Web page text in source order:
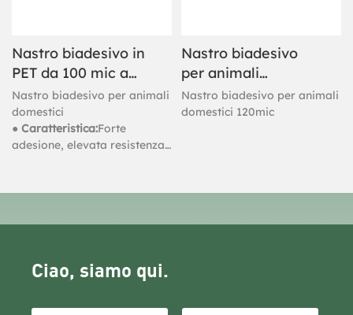
Nastro biadesivo in
PET da 100 mic a
base di solvente
Nastro biadesivo per animali
domestici
● Caratteristica:Forte
adesione, elevata resistenza
durata, impermeabile
Nastro biadesivo
per animali
domestici 120 mic
Nastro biadesivo per animali
domestici 120mic
Ciao, siamo qui.